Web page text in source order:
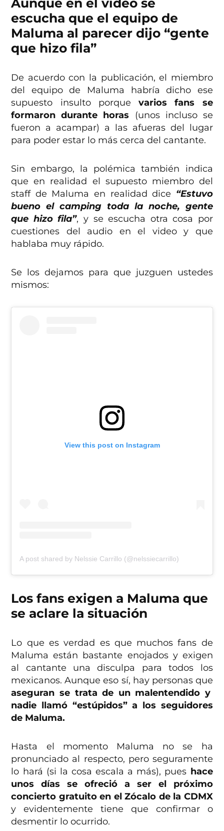
escucha que el equipo de
Maluma al parecer dijo “gente
que hizo fila”
De acuerdo con la publicación, el miembro
del equipo de Maluma habría dicho ese
supuesto insulto porquevarios fans se
formaron durante horas (unos incluso se
fueron a acampar) a las afueras del lugar
para poder estar lo más cerca del cantante.
Sin embargo, la polémica también indica
que en realidad el supuesto miembro del
staff de Maluma en realidad dice “Estuvo
bueno el camping toda la noche, gente
que hizo fila”, y se escucha otra cosa por
cuestiones del audio en el video y que
hablaba muy rápido.
Se los dejamos para que juzguen ustedes
mismos:
View this post on Instagram
A post shared by Nelssie Carrillo (@nelssiecarrillo)
Los fans exigen a Maluma que
se aclare la situación
Lo que es verdad es que muchos fans de
Maluma están bastante enojados y exigen
al cantante una disculpa para todos los
mexicanos. Aunque eso sí, hay personas que
aseguran se trata de un malentendido y
nadie llamó “estúpidos” a los seguidores
de Maluma.
Hasta el momento Maluma no se ha
pronunciado al respecto, pero seguramente
lo hará (si la cosa escala a más), pues hace
unos días se ofreció a ser el próximo
concierto gratuito en el Zócalo de la CDMX
y evidentemente tiene que confirmar o
desmentir lo ocurrido.